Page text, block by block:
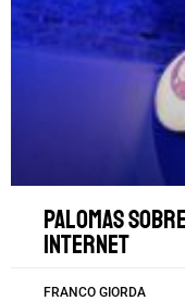
Palomas
internet
FRANCO GIORDA